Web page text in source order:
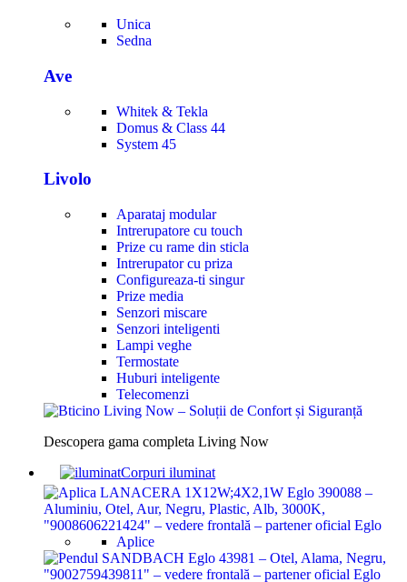
Unica
Sedna
Ave
Whitek & Tekla
Domus & Class 44
System 45
Livolo
Aparataj modular
Intrerupatore cu touch
Prize cu rame din sticla
Intrerupator cu priza
Configureaza-ti singur
Prize media
Senzori miscare
Senzori inteligenti
Lampi veghe
Termostate
Huburi inteligente
Telecomenzi
Descopera gama completa Living Now
Corpuri iluminat
Aplice